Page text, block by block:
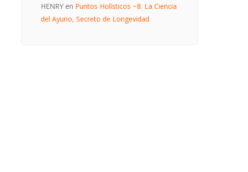
HENRY en Puntos Holísticos ~8. La Ciencia
del Ayuno, Secreto de Longevidad